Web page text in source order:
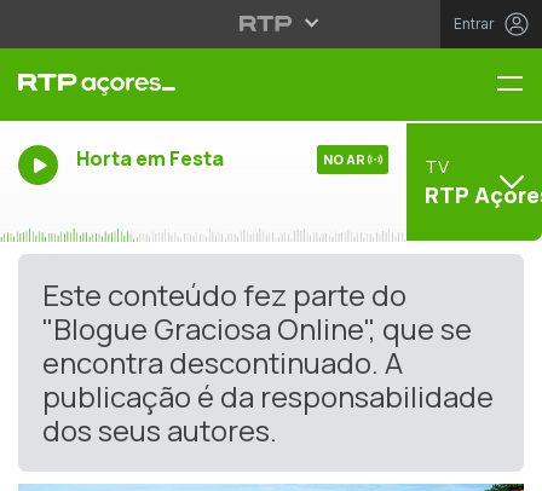
Entrar
Horta em Festa NO AR TV
RTP
Este conteúdo fez parte do
"Blogue Graciosa Online", que se
encontra descontinuado. A
publicação é da responsabilidade
dos seus autores.